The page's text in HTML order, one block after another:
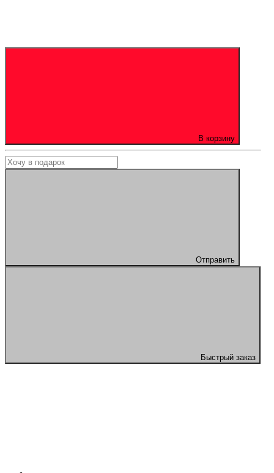
В корзину
Отправить
Быстрый заказ